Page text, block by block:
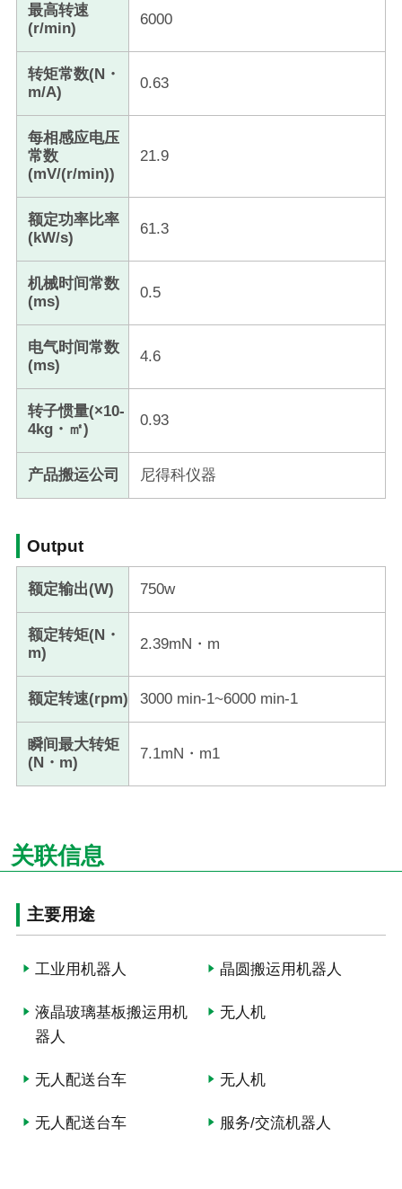
最高转速
(r/min)
6000
转矩常数(N・
m/A)
0.63
每相感应电压
常数
(mV/(r/min))
21.9
额定功率比率
(kW/s)
61.3
机械时间常数
(ms)
0.5
电气时间常数
(ms)
4.6
转子惯量(×10-
4kg・㎡)
0.93
产品搬运公司 尼得科仪器
Output
额定输出(W) 750w
额定转矩(N・
m)
2.39mN・m
额定转速(rpm) 3000 min-1~6000 min-1
瞬间最大转矩
(N・m)
7.1mN・m1
关联信息
主要用途
工业用机器人 晶圆搬运用机器人
液晶玻璃基板搬运用机
器人
无人机
无人配送台车 无人机
无人配送台车 服务/交流机器人